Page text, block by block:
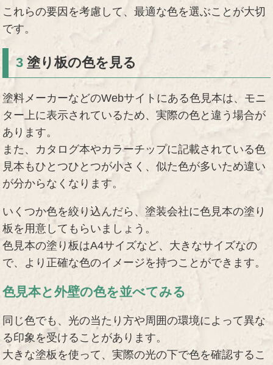
これらの要因を考慮して、最適な色を選ぶことが大切
です。
3塗り板の色を見る
塗料メーカーなどのWebサイトにある色見本は、モニ
ター上に表示されているため、実際の色と違う場合が
あります。
また、カタログ本やカラーチップに記載されている色
見本もひとつひとつが小さく、似た色が多いため違い
が分からなくなります。
いくつか色を絞り込んだら、塗装会社に色見本の塗り
板を用意してもらいましょう。
色見本の塗り板はA4サイズなど、大きなサイズなの
で、より正確な色のイメージを持つことができます。
色見本と外壁の色を並べてみる
同じ色でも、光の当たり方や周囲の環境によって異な
る印象を受けることがあります。
大きな塗板を使って、実際の光の下で色を確認するこ